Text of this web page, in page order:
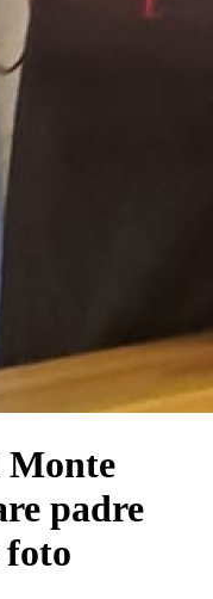
Monte
padre